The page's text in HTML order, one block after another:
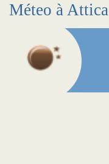
Méteo à Attica